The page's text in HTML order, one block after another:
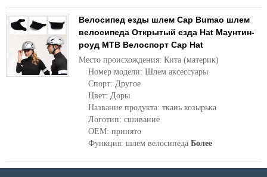
Велосипед езды шлем Cap Bumao шлем
велосипеда Открытый езда Hat Маунтин-
роуд MTB Велоспорт Cap Hat
Место происхождения: Кита (материк)
Номер модели: Шлем аксессуары
Спорт: Другое
Цвет: Доры
Название продукта: ткань козырька
Логотип: сшивание
OEM: принято
Функция: шлем велосипеда Более